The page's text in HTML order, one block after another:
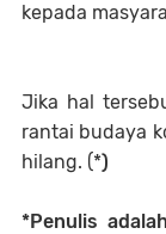
kepada
Jika hal
rantai budaya
hilang. (*)
*Penulis